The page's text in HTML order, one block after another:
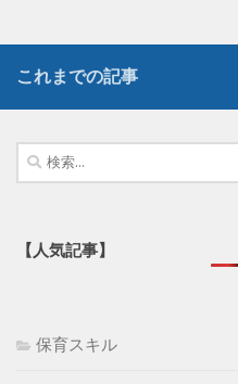
これまでの記事
検
索:
【人気記事】
保育スキル